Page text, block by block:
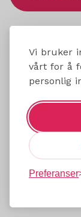
Vi bruker
vårt for å
personlig
Preferanser